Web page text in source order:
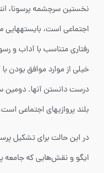
نخستین سرچشمه پرسونا،
اجتماعی است، بایسته‏هایی
رفتاری متناسب با آداب و
خیلی از موارد موافق بودن
درست دانستن آنها. دومین
بلند پروازی‏های اجتماعی
در این حالت برای تشکیل
ایگو و نقش‌هایی که جامعه